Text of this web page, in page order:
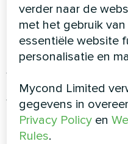
Laten we een paar
om te begrijpen
ontvochtiger gebruikt
vochtabsorbeerder.
Voorbeeld 1:
verder naar de
met het gebruik
essentiële website
personalisatie en
Mycond Limited
gegevens in
Privacy Policy en
Rules.